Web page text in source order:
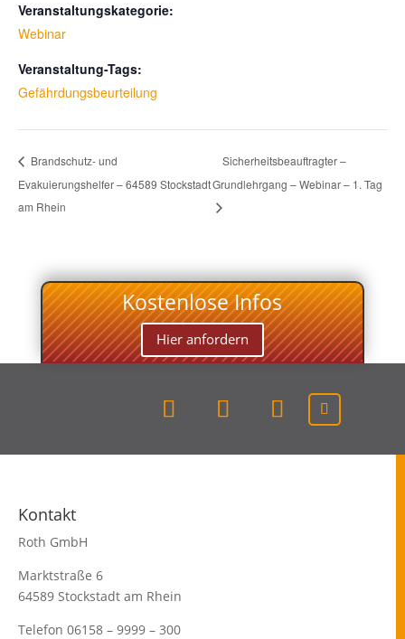
Veranstaltungskategorie:
Webinar
Veranstaltung-Tags:
Gefährdungsbeurteilung
Brandschutz- und
Evakuierungshelfer – 64589 Stockstadt
am Rhein
Sicherheitsbeauftragter –
Grundlehrgang – Webinar – 1. Tag
Kostenlose Infos
Hier anfordern
Kontakt
Roth GmbH
Marktstraße 6
64589 Stockstadt am Rhein
Telefon 06158 – 9999 – 300